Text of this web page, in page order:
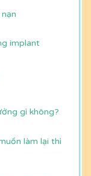
implant
gì không?
làm lại thì